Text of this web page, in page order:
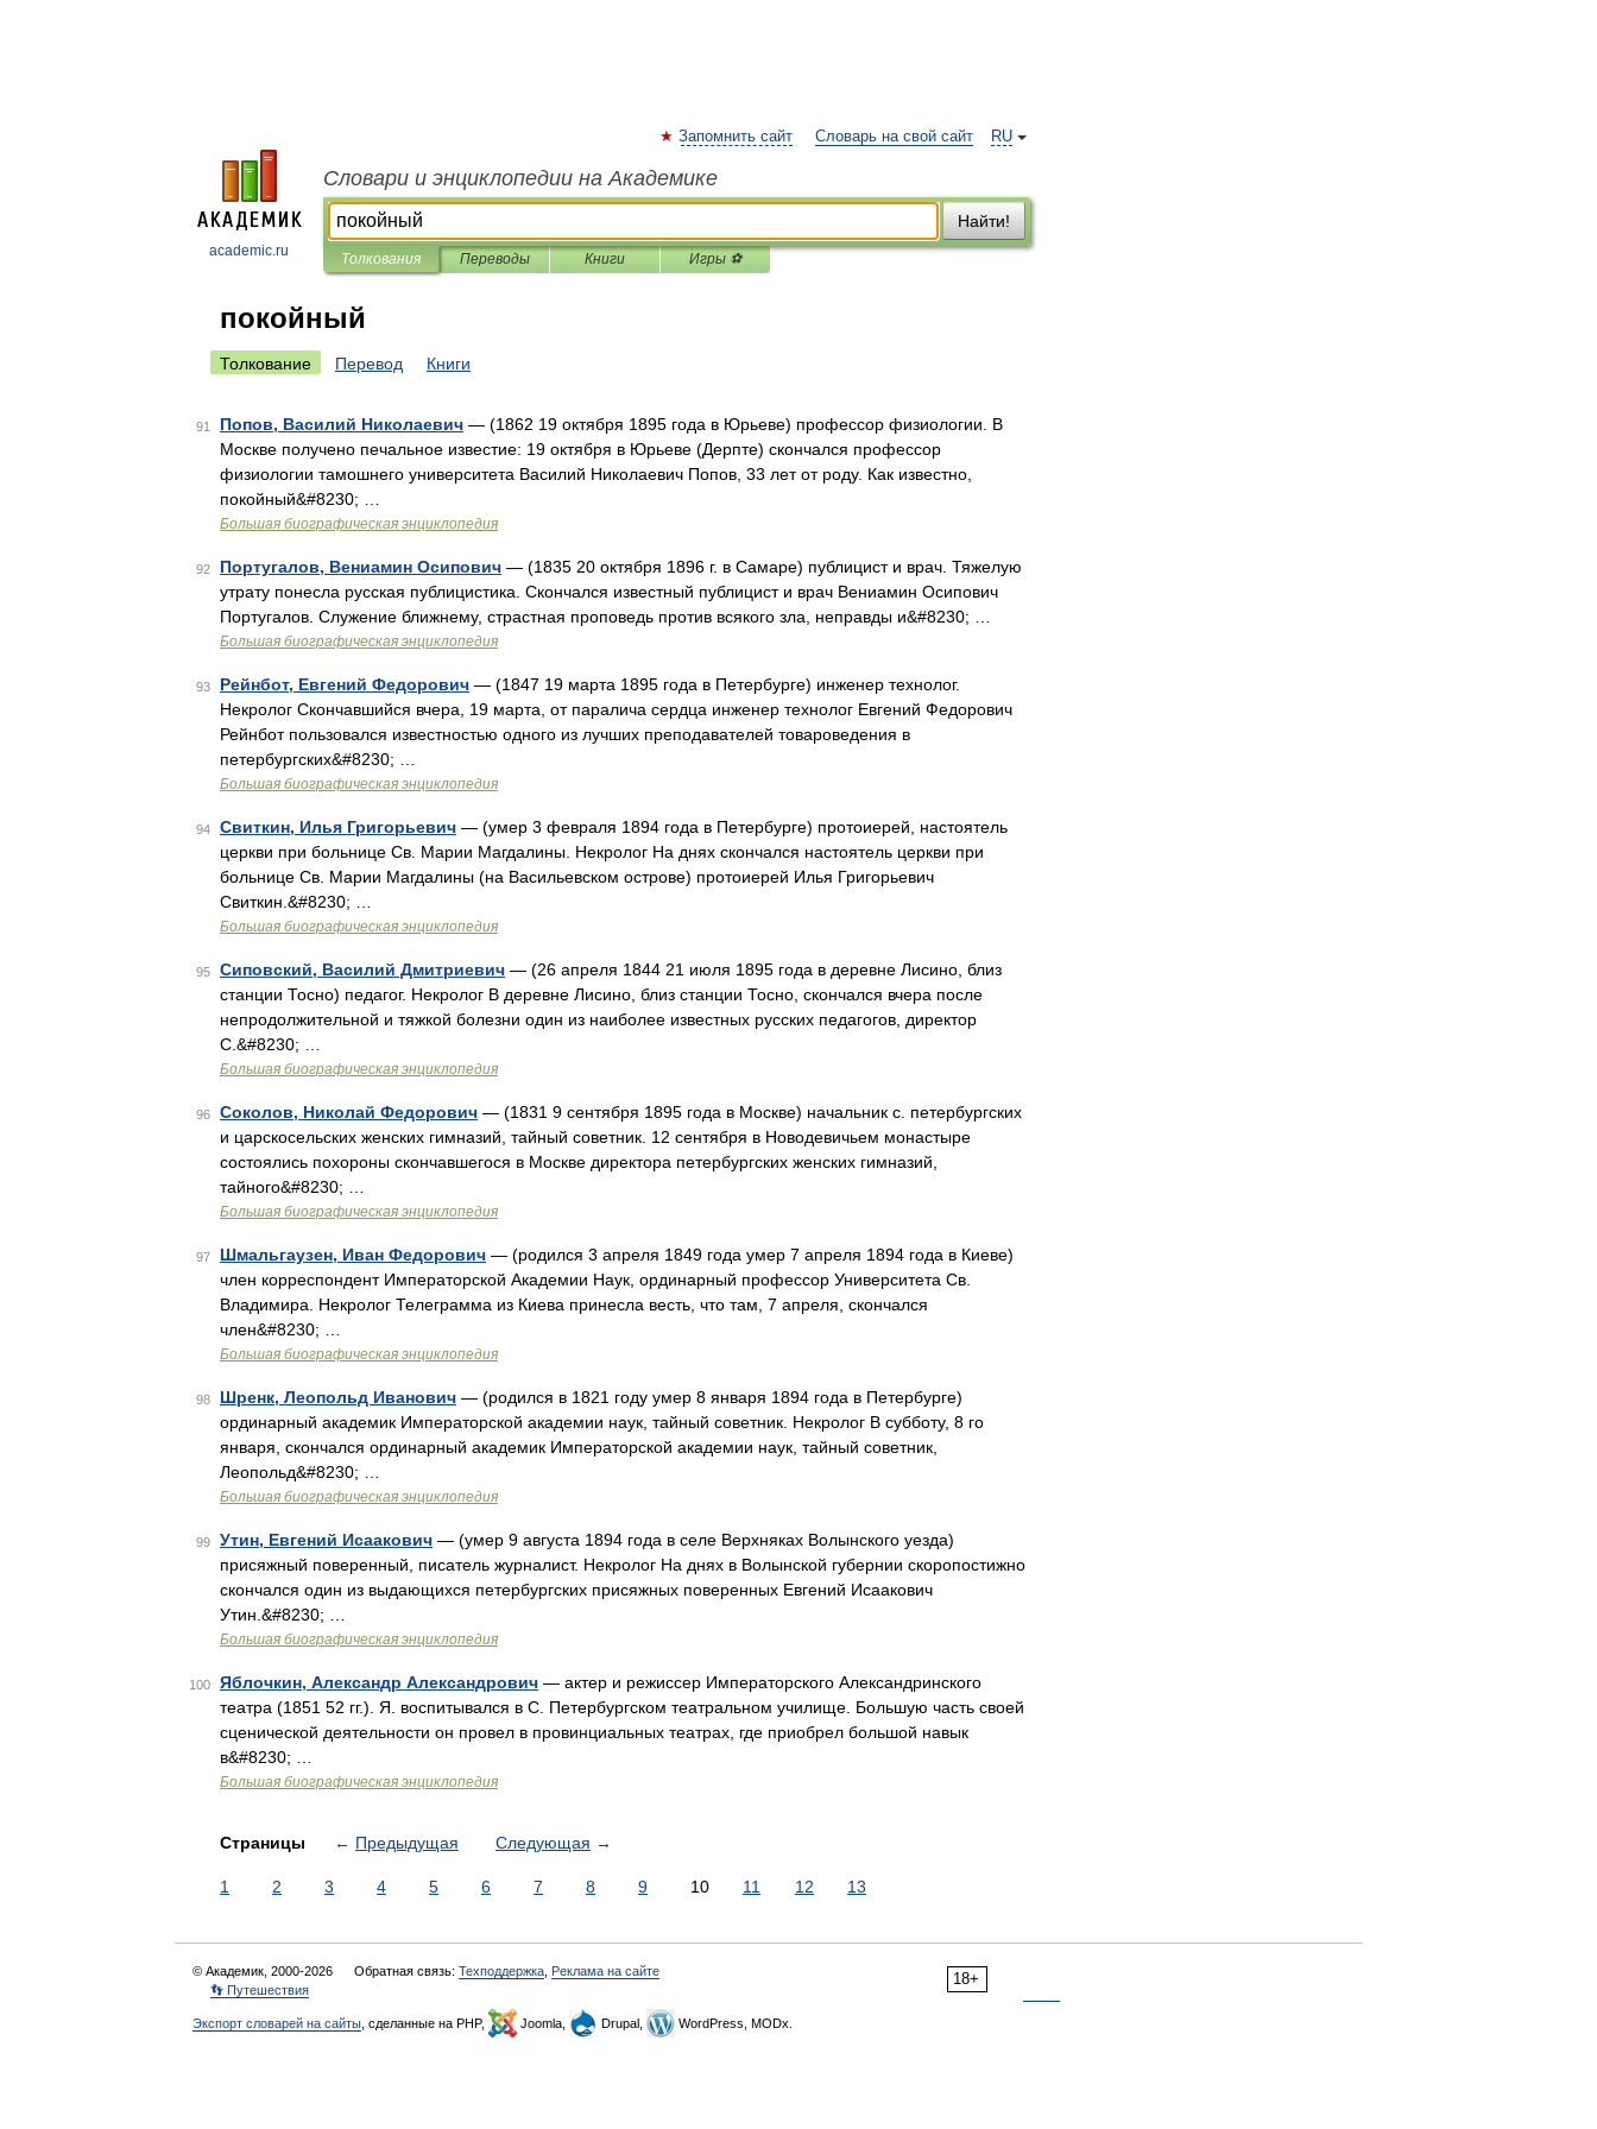
academic.ru
RU
Запомнить сайт Словарь на свой сайт
Словари и энциклопедии на Академике
Найти!
Толкования Переводы Книги Игры ⚽
покойный
Толкование Перевод Книги
91 Попов, Василий Николаевич — (1862 19 октября 1895 года в Юрьеве) профессор физиологии. В
Москве получено печальное известие: 19 октября в Юрьеве (Дерпте) скончался профессор
физиологии тамошнего университета Василий Николаевич Попов, 33 лет от роду. Как известно,
покойный&#8230; …
Большая биографическая энциклопедия
92 Португалов, Вениамин Осипович — (1835 20 октября 1896 г. в Самаре) публицист и врач. Тяжелую
утрату понесла русская публицистика. Скончался известный публицист и врач Вениамин Осипович
Португалов. Служение ближнему, страстная проповедь против всякого зла, неправды и&#8230; …
Большая биографическая энциклопедия
93 Рейнбот, Евгений Федорович — (1847 19 марта 1895 года в Петербурге) инженер технолог.
Некролог Скончавшийся вчера, 19 марта, от паралича сердца инженер технолог Евгений Федорович
Рейнбот пользовался известностью одного из лучших преподавателей товароведения в
петербургских&#8230; …
Большая биографическая энциклопедия
94 Свиткин, Илья Григорьевич — (умер 3 февраля 1894 года в Петербурге) протоиерей, настоятель
церкви при больнице Св. Марии Магдалины. Некролог На днях скончался настоятель церкви при
больнице Св. Марии Магдалины (на Васильевском острове) протоиерей Илья Григорьевич
Свиткин.&#8230; …
Большая биографическая энциклопедия
95 Сиповский, Василий Дмитриевич — (26 апреля 1844 21 июля 1895 года в деревне Лисино, близ
станции Тосно) педагог. Некролог В деревне Лисино, близ станции Тосно, скончался вчера после
непродолжительной и тяжкой болезни один из наиболее известных русских педагогов, директор
С.&#8230; …
Большая биографическая энциклопедия
96 Соколов, Николай Федорович — (1831 9 сентября 1895 года в Москве) начальник с. петербургских
и царскосельских женских гимназий, тайный советник. 12 сентября в Новодевичьем монастыре
состоялись похороны скончавшегося в Москве директора петербургских женских гимназий,
тайного&#8230; …
Большая биографическая энциклопедия
97 Шмальгаузен, Иван Федорович — (родился 3 апреля 1849 года умер 7 апреля 1894 года в Киеве)
член корреспондент Императорской Академии Наук, ординарный профессор Университета Св.
Владимира. Некролог Телеграмма из Киева принесла весть, что там, 7 апреля, скончался
член&#8230; …
Большая биографическая энциклопедия
98 Шренк, Леопольд Иванович — (родился в 1821 году умер 8 января 1894 года в Петербурге)
ординарный академик Императорской академии наук, тайный советник. Некролог В субботу, 8 го
января, скончался ординарный академик Императорской академии наук, тайный советник,
Леопольд&#8230; …
Большая биографическая энциклопедия
99 Утин, Евгений Исаакович — (умер 9 августа 1894 года в селе Верхняках Волынского уезда)
присяжный поверенный, писатель журналист. Некролог На днях в Волынской губернии скоропостижно
скончался один из выдающихся петербургских присяжных поверенных Евгений Исаакович
Утин.&#8230; …
Большая биографическая энциклопедия
100 Яблочкин, Александр Александрович — актер и режиссер Императорского Александринского
театра (1851 52 гг.). Я. воспитывался в С. Петербургском театральном училище. Большую часть своей
сценической деятельности он провел в провинциальных театрах, где приобрел большой навык
в&#8230; …
Большая биографическая энциклопедия
Страницы ← Предыдущая Следующая →
1 2 3 4 5 6 7 8 9 10 11 12 13
18+
© Академик, 2000-2026 Обратная связь: Техподдержка Реклама на сайте
👣 Путешествия
Экспорт словарей на сайты , сделанные на PHP, Joomla, Drupal, WordPress, MODx.